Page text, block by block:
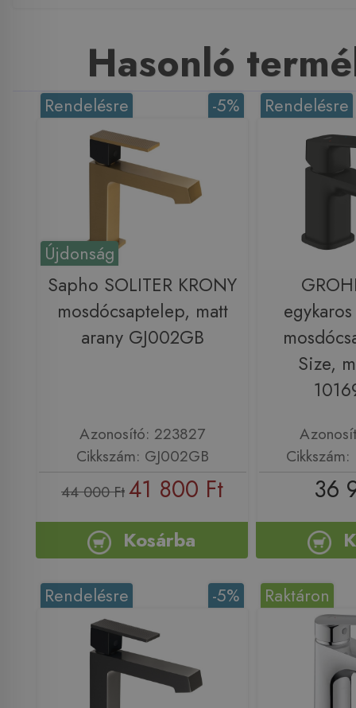
Hasonló
Újdonság
-5%
Rendelésre
Sapho SOLITER KRONY
mosdócsaptelep, matt
arany GJ002GB
Azonosító: 223827
Cikkszám: GJ002GB
44 000 Ft41 800 Ft
Kosárba
Rendelésre
Size,
36
-5%
Rendelésre Raktáron